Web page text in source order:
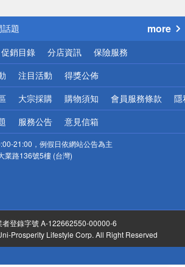
公告
題
優惠
區配送
網頁！請小心！
more
促銷目錄 分店資訊 保險服務
注目活動 得獎公佈
大宗採購 購物須知 會員服務條款 隱
服務公告 意見信箱
21:00，例假日依網站公告為主
業路136號5樓 (台灣)
者登錄字號 A-122662550-00000-6
Prosperity Lifestyle Corp. All Right Reserved